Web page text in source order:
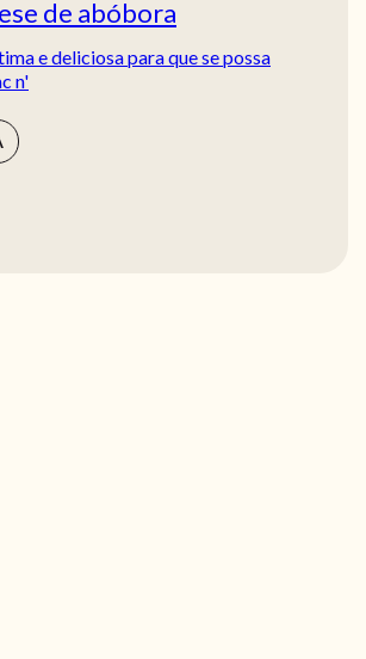
de abóbora
e deliciosa para que se possa
n'